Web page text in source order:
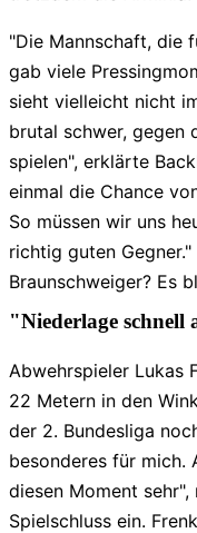
"Die Mannschaft, die
gab viele
sieht vielleicht nicht
brutal schwer, gegen
spielen", erklärte
einmal die Chance
So müssen wir uns
richtig guten
Braunschweiger? Es
"Niederlage schnell
Abwehrspieler Lukas
22 Metern in den
der 2. Bundesliga
besonderes für
diesen Moment
Spielschluss ein.